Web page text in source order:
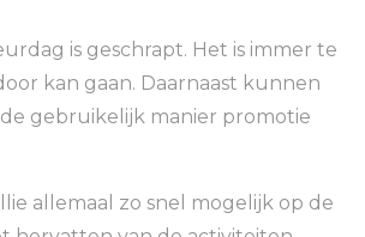
is geschrapt. Het is immer te
kan gaan. Daarnaast kunnen
gebruikelijk manier promotie
allemaal zo snel mogelijk op de